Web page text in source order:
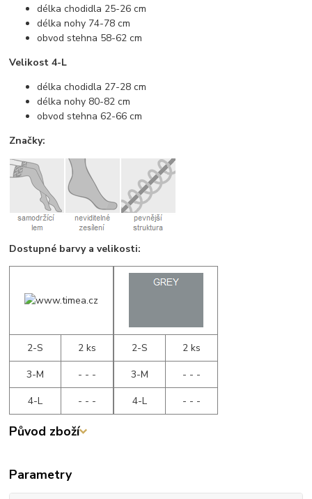
délka chodidla 25-26 cm
délka nohy 74-78 cm
obvod stehna 58-62 cm
Velikost 4-L
délka chodidla 27-28 cm
délka nohy 80-82 cm
obvod stehna 62-66 cm
Značky:
Dostupné barvy a velikosti:
2-S
2 ks
3-M
- - -
4-L
- - -
2-S
2 ks
3-M
- - -
4-L
- - -
Původ zboží
Parametry